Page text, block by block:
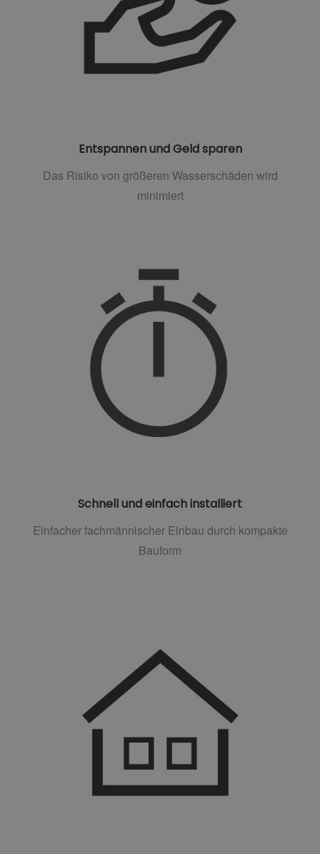
Entspannen und Geld sparen
Das Risiko von größeren Wasserschäden wird
minimiert
Schnell und einfach installiert
Einfacher fachmännischer Einbau durch kompakte
Bauform